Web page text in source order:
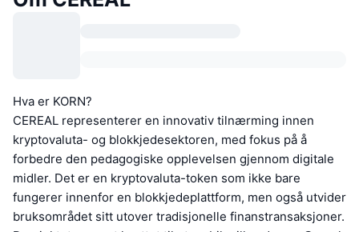
Hva er KORN?
CEREAL representerer en innovativ tilnærming innen
kryptovaluta- og blokkjedesektoren, med fokus på å
forbedre den pedagogiske opplevelsen gjennom digitale
midler. Det er en kryptovaluta-token som ikke bare
fungerer innenfor en blokkjedeplattform, men også utvider
bruksområdet sitt utover tradisjonelle finanstransaksjoner.